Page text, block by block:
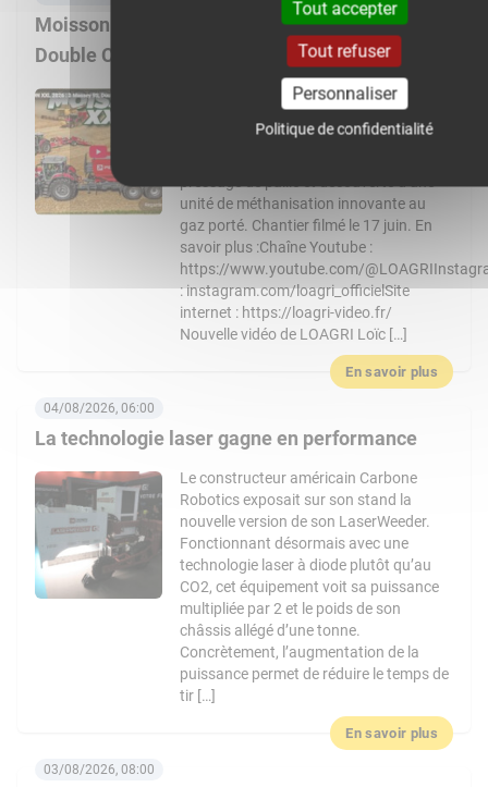
Moisson XXL 2026 : 3 Massey Ferguson 9S,
Double CR… Un chantier de folie !
Nouvelle vidéo de LOAGRI Loïc vous
moisson exceptionnel chez l’entreprise
unité de méthanisation innovante au
gaz porté. Chantier filmé le 17 juin. En
savoir plus :Chaîne Youtube :
https://www.youtube.com/
: instagram.com/loagri_officielSite
internet : https://loagri-video.fr/
Nouvelle vidéo de LOAGRI Loïc […]
En savoir plus
La technologie laser gagne en performance
04/08/2026, 06:00
Le constructeur américain Carbone
Robotics exposait sur son stand la
nouvelle version de son LaserWeeder.
Fonctionnant désormais avec une
technologie laser à diode plutôt qu’au
CO2, cet équipement voit sa puissance
multipliée par 2 et le poids de son
châssis allégé d’une tonne.
Concrètement, l’augmentation de la
puissance permet de réduire le temps de
tir […]
En savoir plus
03/08/2026, 08:00
Tout accepter
Tout refuser
Personnaliser
Politique de confidentialité